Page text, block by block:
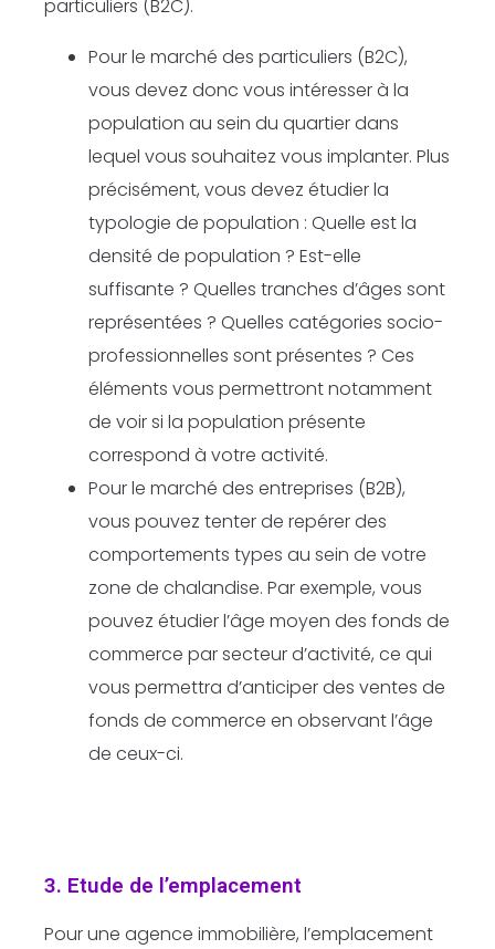
particuliers (B2C).
Pour le marché des particuliers (B2C),
vous devez donc vous intéresser à la
population au sein du quartier dans
lequel vous souhaitez vous implanter. Plus
précisément, vous devez étudier la
typologie de population : Quelle est la
densité de population ? Est-elle
suffisante ? Quelles tranches d’âges sont
représentées ? Quelles catégories socio-
professionnelles sont présentes ? Ces
éléments vous permettront notamment
de voir si la population présente
correspond à votre activité.
Pour le marché des entreprises (B2B),
vous pouvez tenter de repérer des
comportements types au sein de votre
zone de chalandise. Par exemple, vous
pouvez étudier l’âge moyen des fonds de
commerce par secteur d’activité, ce qui
vous permettra d’anticiper des ventes de
fonds de commerce en observant l’âge
de ceux-ci.
3. Etude de l’emplacement
Pour une agence immobilière, l’emplacement